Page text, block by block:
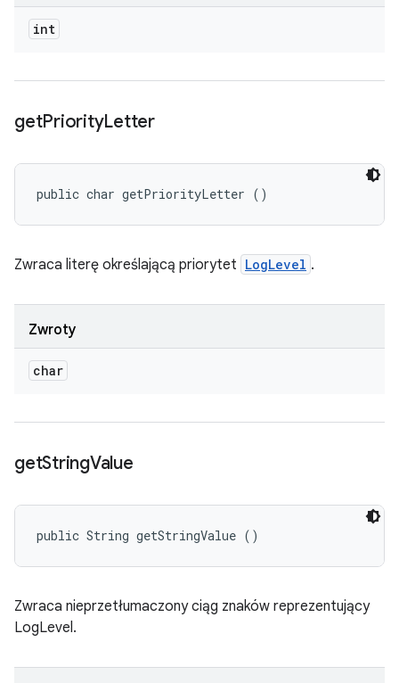
int
getPriorityLetter
public char getPriorityLetter ()
Zwraca literę określającą priorytet LogLevel .
Zwroty
char
getStringValue
public String getStringValue ()
Zwraca nieprzetłumaczony ciąg znaków reprezentujący
LogLevel.